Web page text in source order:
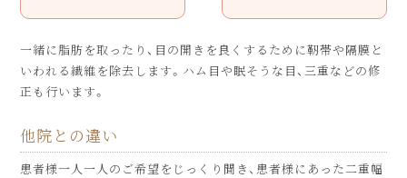
一緒に脂肪を取ったり、目の開きを良くするために靭帯や隔膜と
いわれる繊維を除去します。ハム目や眠そうな目、三重などの修
正も行います。
他院との違い
患者様一人一人のご希望をじっくり聞き、患者様にあった二重幅